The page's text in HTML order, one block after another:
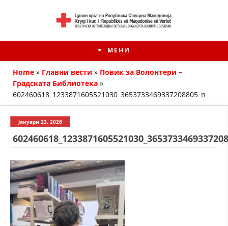
МЕНИ
HISTORIA E KRYQIT TË KUQ
ИСТОРИЈАТ НА ДВИЖЕЊЕТО
Home » Главни вести » Повик за Волонтери –
Градската Библиотека »
602460618_1233871605521030_3653733469337208805_n
јануари 23, 2026